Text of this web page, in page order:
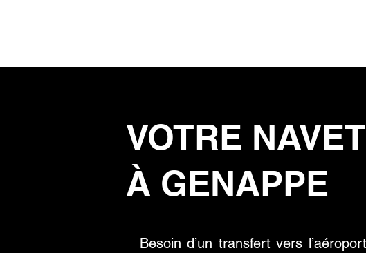
VOTRE
À GENAPPE
Besoin d’un transfert vers